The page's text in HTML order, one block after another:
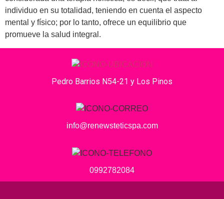
individuo en su totalidad, teniendo en cuenta el aspecto
mental y físico; por lo tanto, ofrece un equilibrio que
promueve la salud integral.
Pedro Barrios N54-21 y Los Pinos
info@renewsteticspa.com
0992782084